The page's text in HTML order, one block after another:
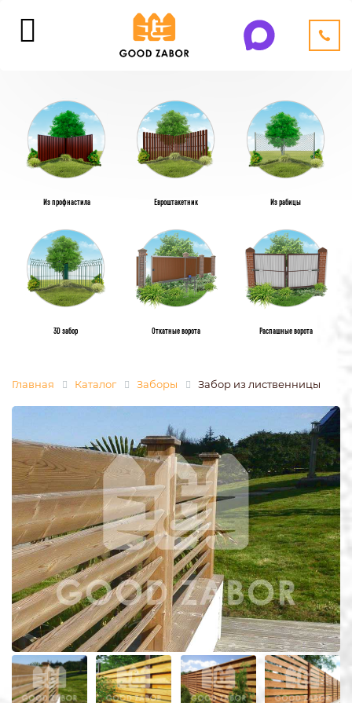
Из профнастила Евроштакетник Из рабицы
3D забор Откатные ворота Распашные ворота
Главная Каталог Заборы Забор из лиственницы